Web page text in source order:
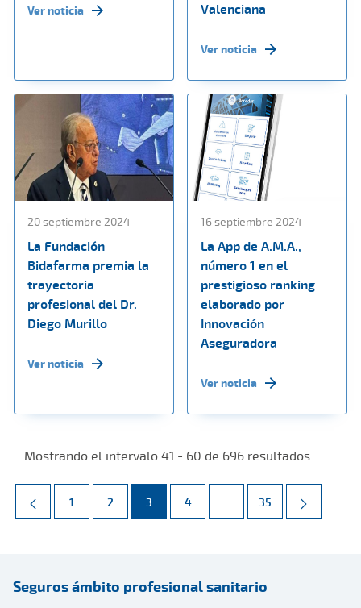
Ver noticia
Valenciana
Ver noticia
20 septiembre 2024
La Fundación
Bidafarma premia la
trayectoria
profesional del Dr.
Diego Murillo
Ver noticia
16 septiembre 2024
La App de A.M.A.,
número 1 en el
prestigioso ranking
elaborado por
Innovación
Aseguradora
Ver noticia
Mostrando el intervalo 41 - 60 de 696 resultados.
Página
1 Página
2 Página
3 Página
4 ... Páginas intermedias
Página
35
Seguros ámbito profesional sanitario